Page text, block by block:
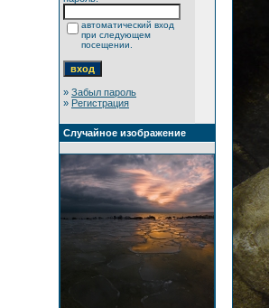
автоматический вход
при следующем
посещении.
» Забыл пароль
» Регистрация
Случайное изображение